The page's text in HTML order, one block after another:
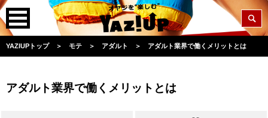
YAZIUPトップ ＞ モテ ＞ アダルト ＞ アダルト業界で働くメリットとは
アダルト業界で働くメリットとは